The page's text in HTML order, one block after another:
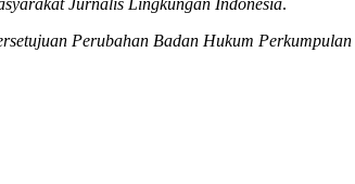
Perubahan Badan Hukum